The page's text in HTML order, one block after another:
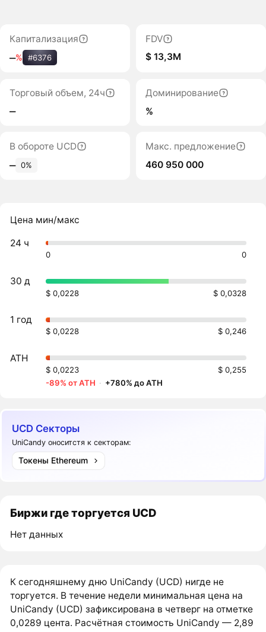
Капитализация
‒% #6376
FDV
$ 13,3M
Торговый объем, 24ч
‒
Доминирование
%
В обороте UCD
‒ 0%
Макс. предложение
460 950 000
Цена мин/макс
24 ч
0 0
30 д
$ 0,0228 $ 0,0328
1 год
$ 0,0228 $ 0,246
ATH
$ 0,0223
$ 0,255
-89% от ATH · +780% до ATH
UCD Секторы
UniCandy оноситстя к секторам:
Токены Ethereum
Биржи где торгуется UCD
Нет данных
К сегодняшнему дню UniCandy (UCD) нигде не
торгуется. В течение недели минимальная цена на
UniCandy (UCD) зафиксирована в четверг на отметке
0,0289 цента. Расчётная стоимость UniCandy — 2,89